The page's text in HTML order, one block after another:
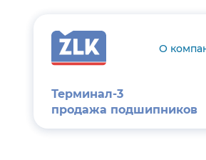
О
О
Терминал-3
продажа подшипников